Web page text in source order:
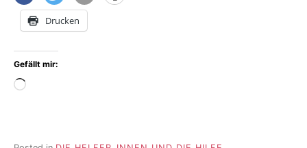
Drucken
Gefällt mir:
Wird